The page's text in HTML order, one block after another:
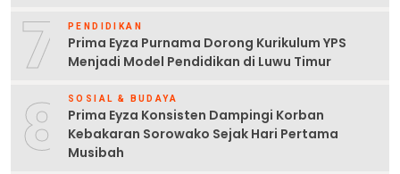
7 PENDIDIKAN
Prima Eyza Purnama Dorong Kurikulum YPS
Menjadi Model Pendidikan di Luwu Timur
8 SOSIAL & BUDAYA
Prima Eyza Konsisten Dampingi Korban
Kebakaran Sorowako Sejak Hari Pertama
Musibah